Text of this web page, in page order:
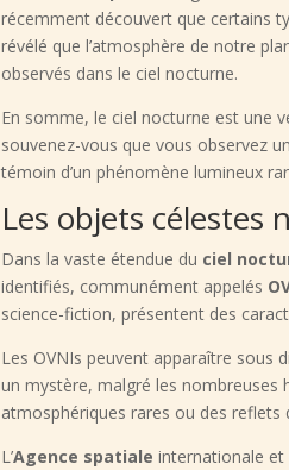
récemment découvert que certains
révélé que l’atmosphère de notre
observés dans le ciel nocturne.
En somme, le ciel nocturne est une
souvenez-vous que vous observez
témoin d’un phénomène lumineux
Les objets célestes
Dans la vaste étendue du ciel
identifiés, communément appelés
science-fiction, présentent des
Les OVNIs peuvent apparaître
un mystère, malgré les nombreuses
atmosphériques rares ou des reflets
L’Agence spatiale internationale et